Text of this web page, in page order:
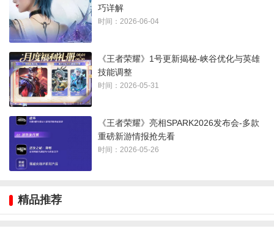
巧详解
时间：2026-06-04
《王者荣耀》1号更新揭秘-峡谷优化与英雄
技能调整
时间：2026-05-31
《王者荣耀》亮相SPARK2026发布会-多款
重磅新游情报抢先看
时间：2026-05-26
精品推荐